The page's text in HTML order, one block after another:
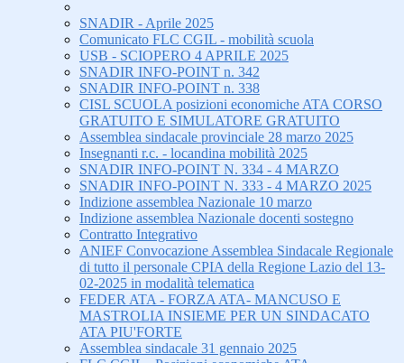
SNADIR - Aprile 2025
Comunicato FLC CGIL - mobilità scuola
USB - SCIOPERO 4 APRILE 2025
SNADIR INFO-POINT n. 342
SNADIR INFO-POINT n. 338
CISL SCUOLA posizioni economiche ATA CORSO
GRATUITO E SIMULATORE GRATUITO
Assemblea sindacale provinciale 28 marzo 2025
Insegnanti r.c. - locandina mobilità 2025
SNADIR INFO-POINT N. 334 - 4 MARZO
SNADIR INFO-POINT N. 333 - 4 MARZO 2025
Indizione assemblea Nazionale 10 marzo
Indizione assemblea Nazionale docenti sostegno
Contratto Integrativo
ANIEF Convocazione Assemblea Sindacale Regionale
di tutto il personale CPIA della Regione Lazio del 13-
02-2025 in modalità telematica
FEDER ATA - FORZA ATA- MANCUSO E
MASTROLIA INSIEME PER UN SINDACATO
ATA PIU'FORTE
Assemblea sindacale 31 gennaio 2025